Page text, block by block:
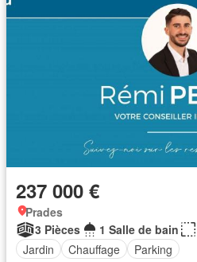
237 000 €
Prades
3 Pièces
1 Salle de bain
Jardin
Chauffage Parking